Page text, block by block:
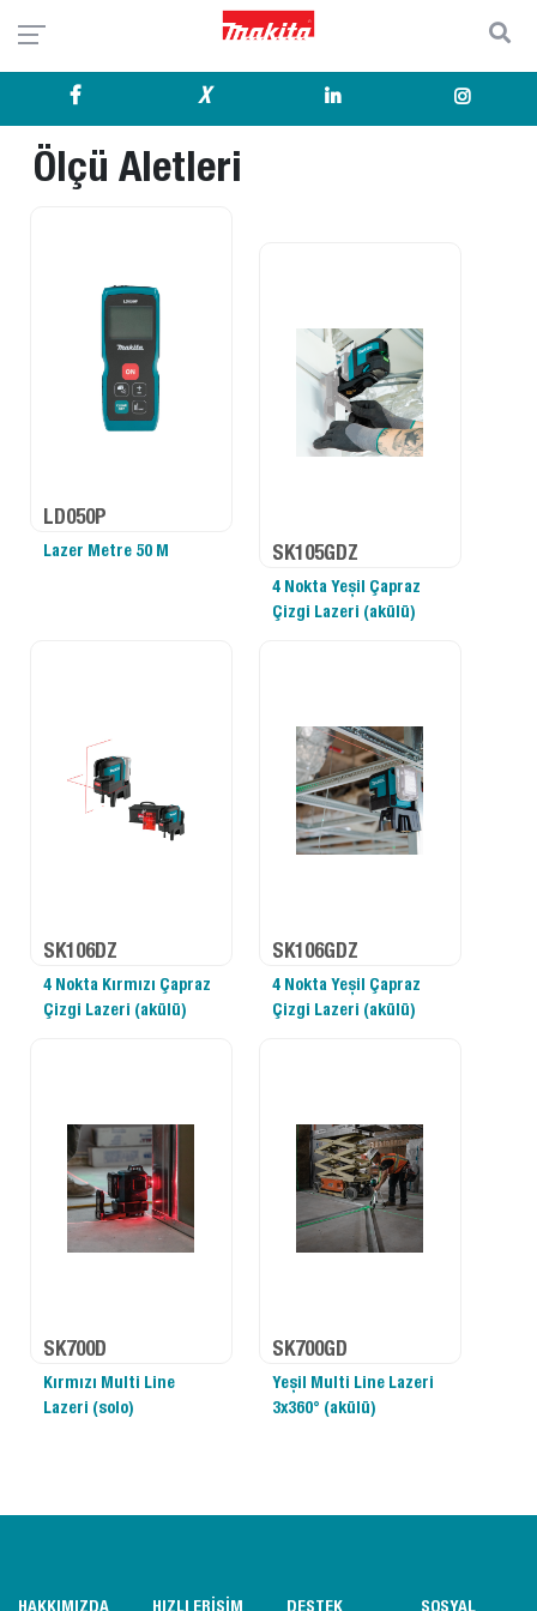
X
Ölçü Aletleri
LD050P
Lazer Metre 50 M SK105GDZ
4 Nokta Yeşil Çapraz
Çizgi Lazeri (akülü)
SK106DZ
4 Nokta Kırmızı Çapraz
Çizgi Lazeri (akülü)
SK106GDZ
4 Nokta Yeşil Çapraz
Çizgi Lazeri (akülü)
SK700D
Kırmızı Multi Line
Lazeri (solo)
SK700GD
Yeşil Multi Line Lazeri
3x360° (akülü)